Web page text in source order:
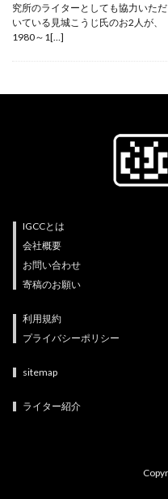
究所のライターとしても協力いただ
いている見城こうじ氏のお2人が、
1980～1[…]
IGCCとは
会社概要
お問い合わせ
寄稿のお願い
利用規約
プライバシーポリシー
sitemap
ライター紹介